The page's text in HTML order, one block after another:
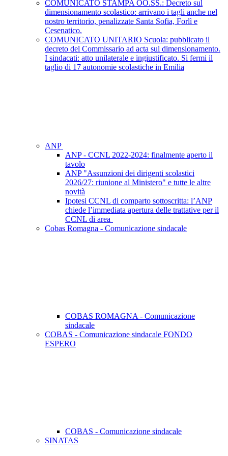
COMUNICATO STAMPA OO.SS.: Decreto sul
dimensionamento scolastico: arrivano i tagli anche nel
nostro territorio, penalizzate Santa Sofia, Forlì e
Cesenatico.
COMUNICATO UNITARIO Scuola: pubblicato il
decreto del Commissario ad acta sul dimensionamento.
I sindacati: atto unilaterale e ingiustificato. Si fermi il
taglio di 17 autonomie scolastiche in Emilia
ANP
ANP - CCNL 2022-2024: finalmente aperto il
tavolo
ANP "Assunzioni dei dirigenti scolastici
2026/27: riunione al Ministero" e tutte le altre
novità
Ipotesi CCNL di comparto sottoscritta: l’ANP
chiede l’immediata apertura delle trattative per il
CCNL di area
Cobas Romagna - Comunicazione sindacale
COBAS ROMAGNA - Comunicazione
sindacale
COBAS - Comunicazione sindacale FONDO
ESPERO
COBAS - Comunicazione sindacale
SINATAS